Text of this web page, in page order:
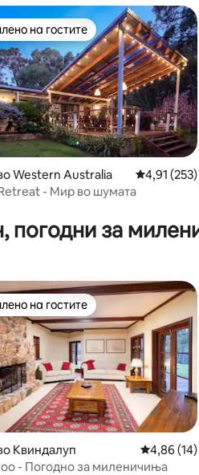
од 5, 198 рецензии
на гостите
на гостите
Western Australia Просечна
4,91 (253)
- Мир во шумата
погодни за
од 5, 7 рецензии
на гостите
на гостите
Квиндалуп Просечна
4,86 (14)
- Погодно за миленичиња